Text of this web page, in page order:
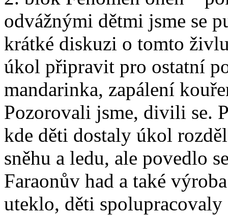
odvážnými dětmi jsme se
krátké diskuzi o tomto
úkol připravit pro ostatní
mandarinka, zapálení
Pozorovali jsme, divili se.
kde děti dostaly úkol
sněhu a ledu, ale povedlo
Faraonův had a také
uteklo, děti